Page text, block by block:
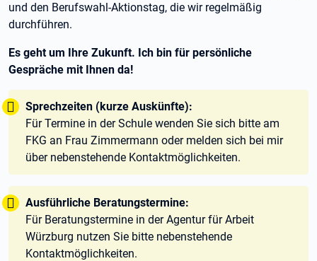
und den Berufswahl-Aktionstag, die wir regelmäßig
durchführen.
Es geht um Ihre Zukunft. Ich bin für persönliche
Gespräche mit Ihnen da!
Tipp:
Sprechzeiten (kurze Auskünfte):
Für Termine in der Schule wenden Sie sich bitte am
FKG an Frau Zimmermann oder melden sich bei mir
über nebenstehende Kontaktmöglichkeiten.
Tipp:
Ausführliche Beratungstermine:
Für Beratungstermine in der Agentur für Arbeit
Würzburg nutzen Sie bitte nebenstehende
Kontaktmöglichkeiten.